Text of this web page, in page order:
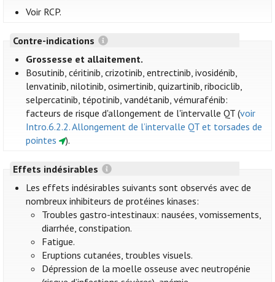
Voir RCP.
Contre-indications
Grossesse et allaitement.
Bosutinib, céritinib, crizotinib, entrectinib, ivosidénib,
lenvatinib, nilotinib, osimertinib, quizartinib, ribociclib,
selpercatinib, tépotinib, vandétanib, vémurafénib:
facteurs de risque d'allongement de l'intervalle QT (voir
Intro.6.2.2. Allongement de l’intervalle QT et torsades de
pointes
).
Effets indésirables
Les effets indésirables suivants sont observés avec de
nombreux inhibiteurs de protéines kinases:
Troubles gastro-intestinaux: nausées, vomissements,
diarrhée, constipation.
Fatigue.
Eruptions cutanées, troubles visuels.
Dépression de la moelle osseuse avec neutropénie